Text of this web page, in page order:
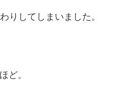
りしてしまいました。
ど。